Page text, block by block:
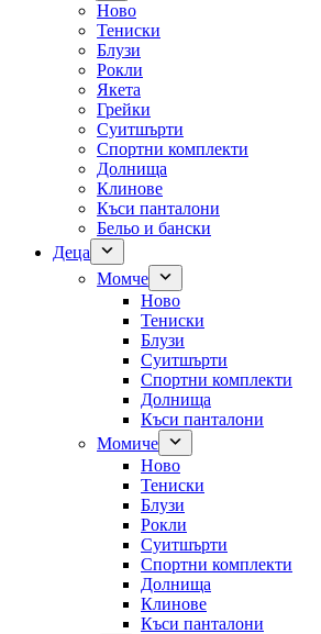
Ново
Тениски
Блузи
Рокли
Якета
Грейки
Суитшърти
Спортни комплекти
Долнища
Клинове
Къси панталони
Бельо и бански
Деца
Момче
Ново
Тениски
Блузи
Суитшърти
Спортни комплекти
Долнища
Къси панталони
Момиче
Ново
Тениски
Блузи
Рокли
Суитшърти
Спортни комплекти
Долнища
Клинове
Къси панталони